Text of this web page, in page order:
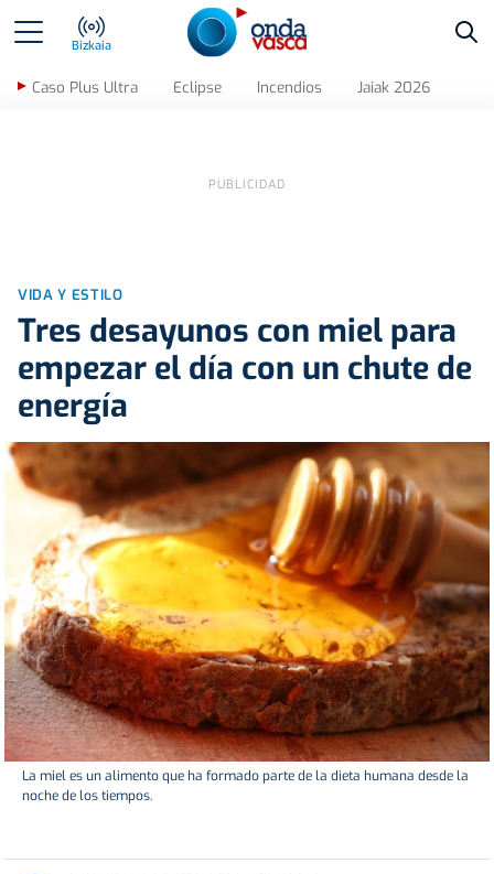
Bizkaia
Caso Plus Ultra Eclipse Incendios Jaiak 2026
VIDA Y ESTILO
Tres desayunos con miel para
empezar el día con un chute de
energía
La miel es un alimento que ha formado parte de la dieta humana desde la
noche de los tiempos.